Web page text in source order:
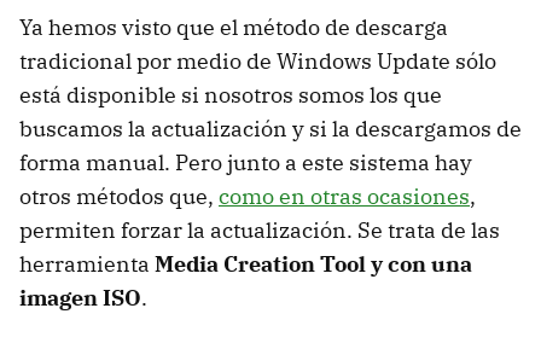
Ya hemos visto que el método de descarga
tradicional por medio de Windows Update sólo
está disponible si nosotros somos los que
buscamos la actualización y si la descargamos de
forma manual. Pero junto a este sistema hay
otros métodos que, como en otras ocasiones,
permiten forzar la actualización. Se trata de las
herramienta Media Creation Tool y con una
imagen ISO.